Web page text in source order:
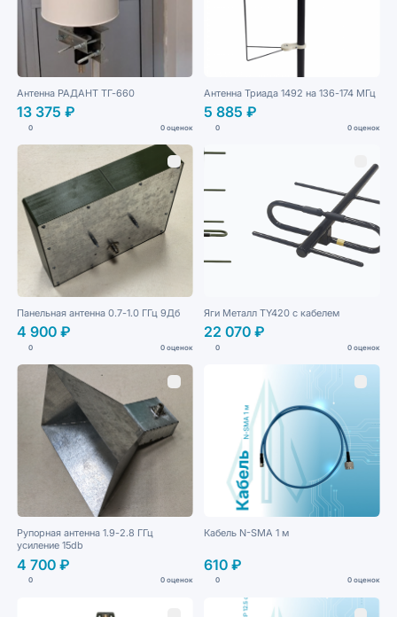
Антенна РАДАНТ ТГ-660
13 375 ₽
0 0 оценок
Антенна Триада 1492 на 136-174 МГц
5 885 ₽
0 0 оценок
Панельная антенна 0.7-1.0 ГГц 9Дб
4 900 ₽
0 0 оценок
Яги Металл TY420 с кабелем
22 070 ₽
0 0 оценок
Рупорная антенна 1.9-2.8 ГГц
усиление 15db
4 700 ₽
0 0 оценок
Кабель N-SMA 1 м
610 ₽
0 0 оценок